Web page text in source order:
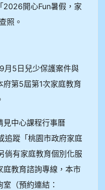
2026開心Fun暑假，家
照。
月5日兒少保護案件與
第5屆第1次家庭教育
見中心課程行事曆
追蹤「桃園市政府家庭
倘有家庭教育個別化服
教育諮詢專線，本市
（預約連結：